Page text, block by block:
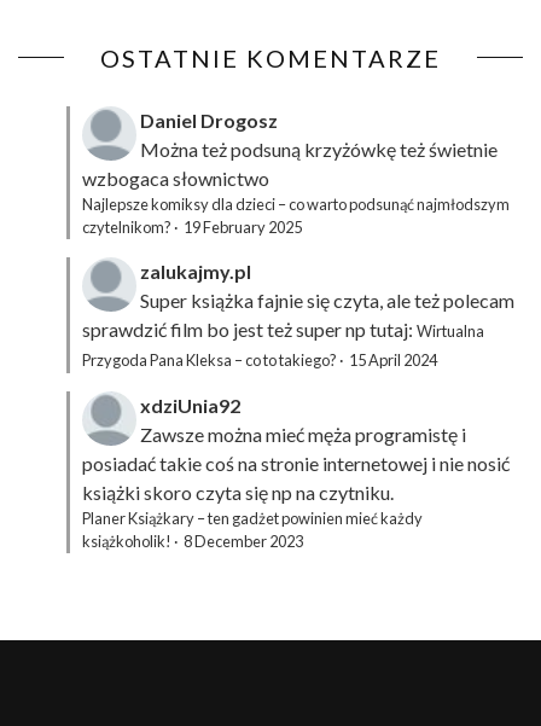
OSTATNIE KOMENTARZE
Daniel Drogosz
Można też podsuną krzyżówkęteż świetnie
wzbogaca słownictwo
Najlepsze komiksy dla dzieci – co warto podsunąć najmłodszym
czytelnikom? · 19 February 2025
zalukajmy.pl
Super książka fajnie się czyta, ale też polecam
sprawdzić film bo jest też super np tutaj: Wirtualna
Przygoda Pana Kleksa – co to takiego? · 15 April 2024
xdziUnia92
Zawsze można mieć męża programistę i
posiadać takie coś na stronie internetowej i nie nosić
książki skoro czyta się np na czytniku.
Planer Książkary – ten gadżet powinien mieć każdy
książkoholik! · 8 December 2023